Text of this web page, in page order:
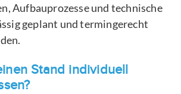
Aufbauprozesse und technische
geplant und termingerecht
Stand individuell